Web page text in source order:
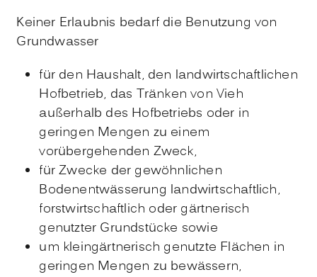
Keiner Erlaubnis bedarf die Benutzung von
Grundwasser
für den Haushalt, den landwirtschaftlichen
Hofbetrieb, das Tränken von Vieh
außerhalb des Hofbetriebs oder in
geringen Mengen zu einem
vorübergehenden Zweck,
für Zwecke der gewöhnlichen
Bodenentwässerung landwirtschaftlich,
forstwirtschaftlich oder gärtnerisch
genutzter Grundstücke sowie
um kleingärtnerisch genutzte Flächen in
geringen Mengen zu bewässern,